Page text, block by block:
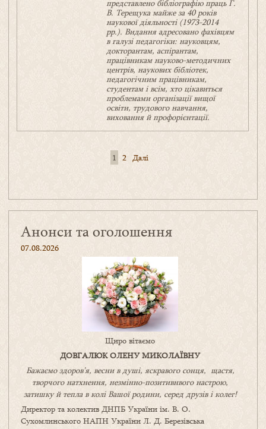
представлено бібліографію праць Г.
В. Терещука майже за 40 років
наукової діяльності (1973-2014
рр.). Видання адресовано фахівцям
в галузі педагогіки: науковцям,
докторантам, аспірантам,
працівникам науково-методичних
центрів, наукових бібліотек,
педагогічним працівникам,
студентам і всім, хто цікавиться
проблемами організації вищої
освіти, трудового навчання,
виховання й профорієнтації.
записів
1 2 Далі
Анонси та оголошення
07.08.2026
Щиро вітаємо
ДОВГАЛЮК ОЛЕНУ МИКОЛАЇВНУ
Бажаємо здоров’я, весни в душі, яскравого сонця, щастя,
творчого натхнення, незмінно-позитивнвого настрою,
затишкуйтепла в коліВашоїродини, серед друзів і колег!
Директор та колектив ДНПБ України ім. В. О.
Сухомлинського НАПН України Л. Д. Березівська